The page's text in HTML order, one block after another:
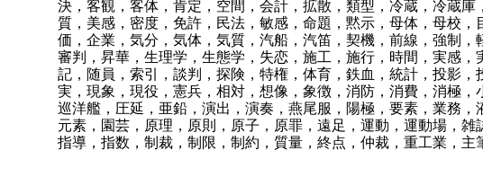
決，客観，客体，肯定，空間，会計，拡散，類型，冷蔵，冷蔵
質，美感，密度，免許，民法，敏感，命題，黙示，母体，母校
価，企業，気分，気体，気質，汽船，汽笛，契機，前線，強制
審判，昇華，生理学，生態学，失恋，施工，施行，時間，実感
記，随員，索引，談判，探険，特権，体育，鉄血，統計，投影
実，現象，現役，憲兵，相対，想像，象徴，消防，消費，消極
巡洋艦，圧延，亜鉛，演出，演奏，燕尾服，陽極，要素，業務
元素，園芸，原理，原則，原子，原罪，遠足，運動，運動場，
指導，指数，制裁，制限，制約，質量，終点，仲裁，重工業，